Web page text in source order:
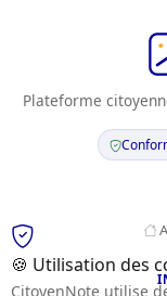
Plateforme
🍪 Utilisation des
CitoyenNote utilise